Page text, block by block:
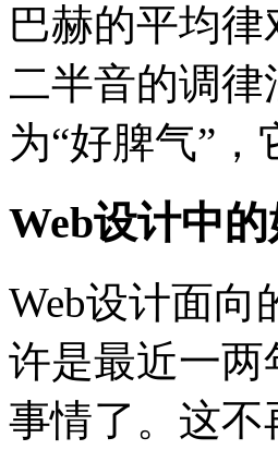
巴赫的平均
二半音的调
为“好脾气”
Web设计中
Web设计面
许是最近一
事情了。这